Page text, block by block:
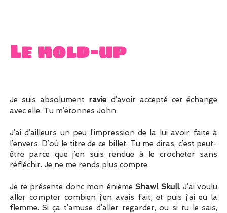
Le hold-up
Je suis absolument ravie d’avoir accepté cet échange
avec elle. Tu m’étonnes John.
J’ai d’ailleurs un peu l’impression de la lui avoir faite à
l’envers. D’où le titre de ce billet. Tu me diras, c’est peut-
être parce que j’en suis rendue à le crocheter sans
réfléchir. Je ne me rends plus compte.
Je te présente donc mon énièmeShawl Skull. J’ai voulu
aller compter combien j’en avais fait, et puis j’ai eu la
flemme. Si ça t’amuse d’aller regarder, ou si tu le sais,